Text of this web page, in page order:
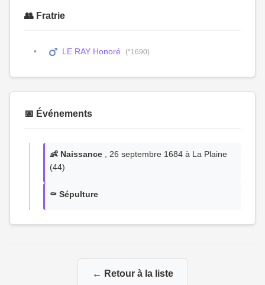
👥 Fratrie
LE RAY Honoré (°1690)
📅 Événements
👶 Naissance , 26 septembre 1684 à La Plaine
(44)
⚰️ Sépulture
← Retour à la liste